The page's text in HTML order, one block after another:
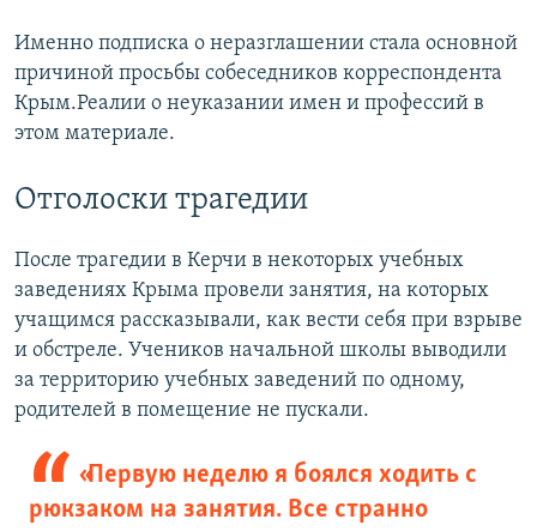
Именно подписка о неразглашении стала основной
причиной просьбы собеседников корреспондента
Крым.Реалии о неуказании имен и профессий в
этом материале.
Отголоски трагедии
После трагедии в Керчи в некоторых учебных
заведениях Крыма провели занятия, на которых
учащимся рассказывали, как вести себя при взрыве
и обстреле. Учеников начальной школы выводили
за территорию учебных заведений по одному,
родителей в помещение не пускали.
«Первую неделю я боялся ходить с
рюкзаком на занятия. Все странно